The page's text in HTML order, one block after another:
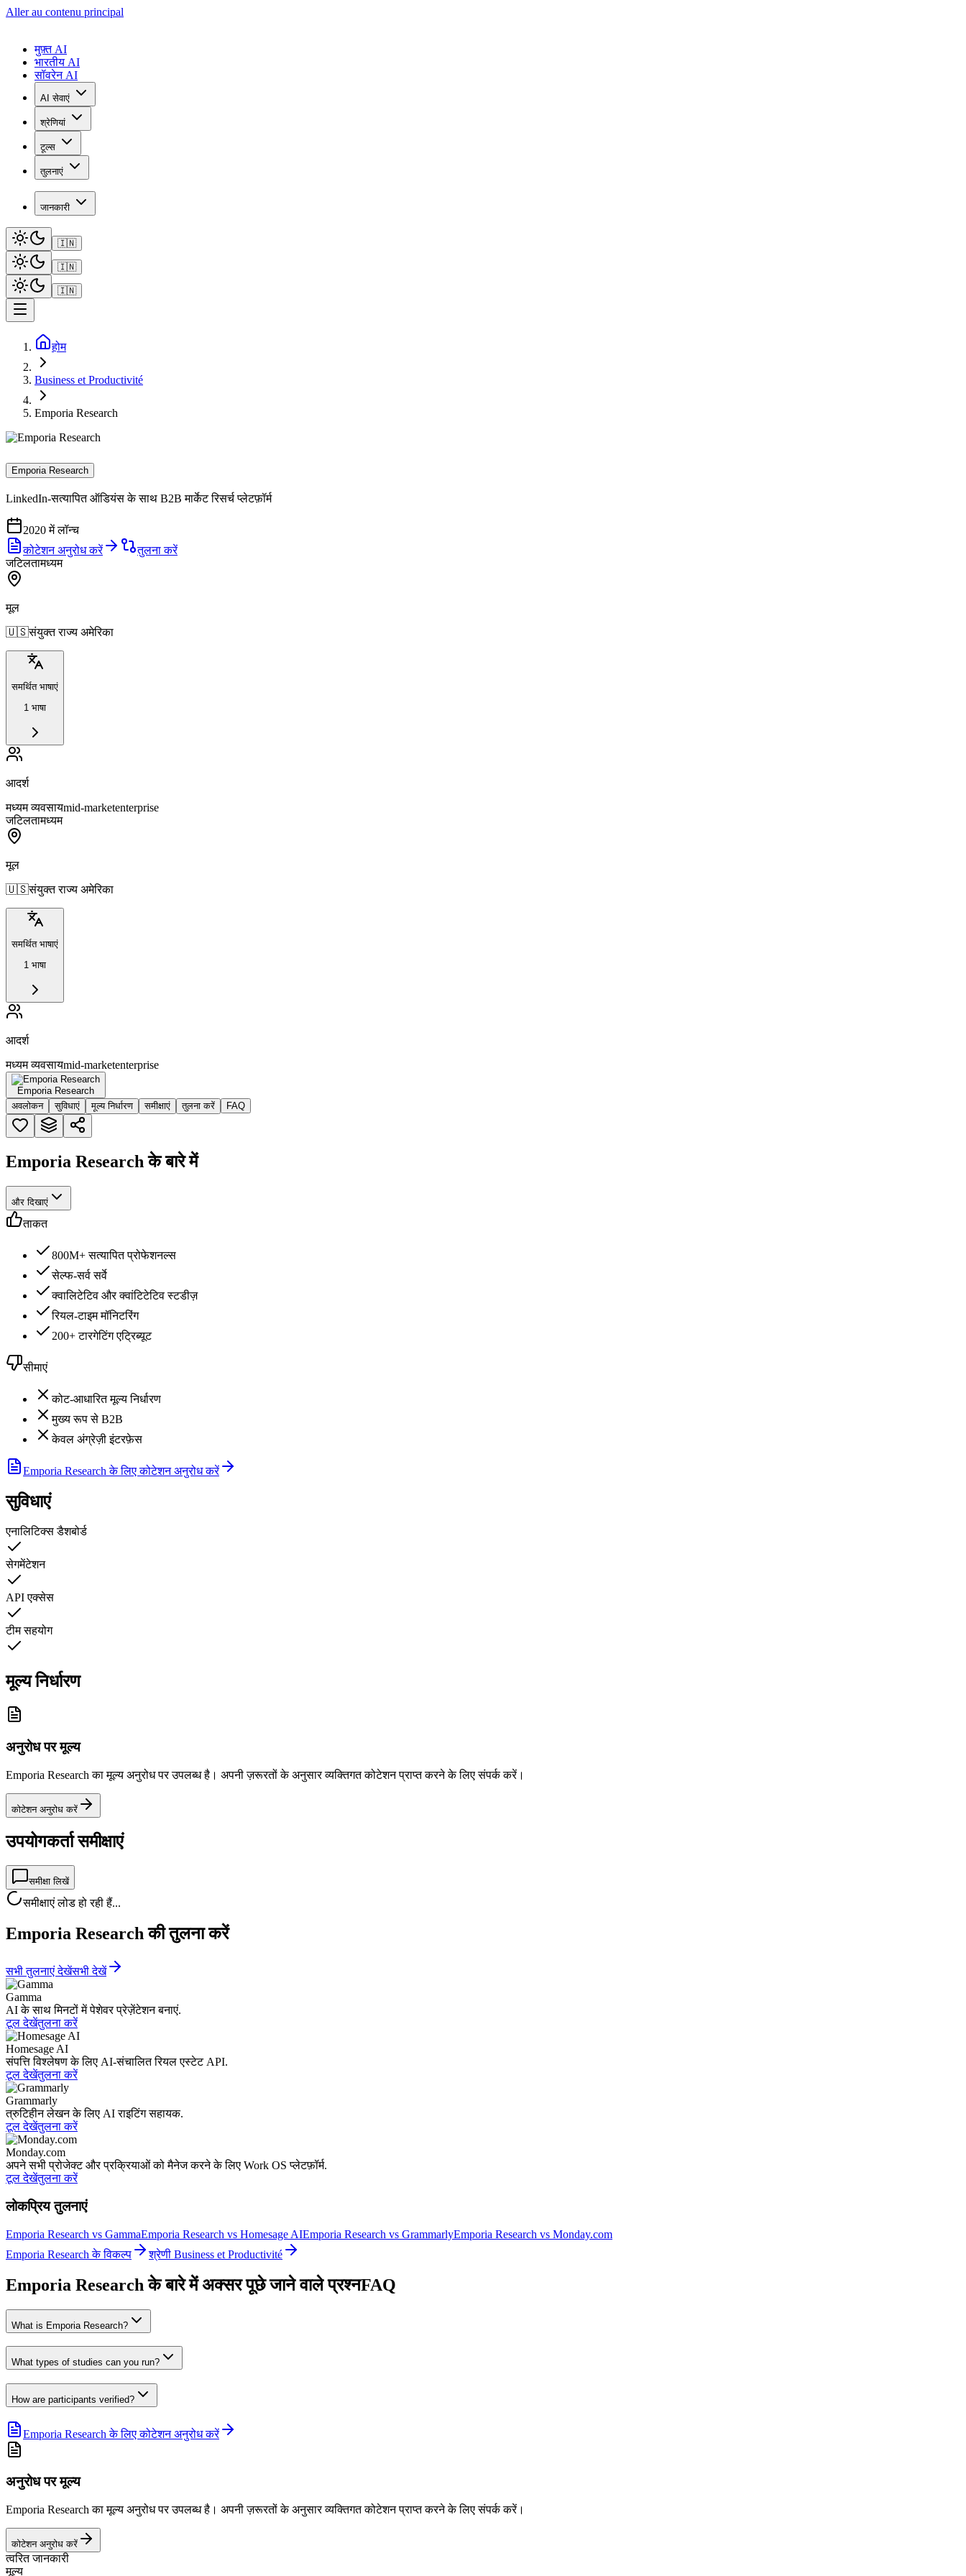
Aller au contenu principal
मुफ़्त AI
भारतीय AI
सॉवरेन AI
AI सेवाएं
श्रेणियां
टूल्स
तुलनाएं
जानकारी
🇮🇳
🇮🇳
🇮🇳
होम
Business et Productivité
Emporia Research
Emporia Research
LinkedIn-सत्यापित ऑडियंस के साथ B2B मार्केट रिसर्च प्लेटफ़ॉर्म
2020 में लॉन्च
कोटेशन अनुरोध करें
तुलना करें
जटिलतामध्यम
मूल
🇺🇸संयुक्त राज्य अमेरिका
समर्थित भाषाएं
1 भाषा
आदर्श
मध्यम व्यवसायmid-marketenterprise
जटिलतामध्यम
मूल
🇺🇸संयुक्त राज्य अमेरिका
समर्थित भाषाएं
1 भाषा
आदर्श
मध्यम व्यवसायmid-marketenterprise
Emporia Research
अवलोकन
सुविधाएं मूल्य निर्धारण समीक्षाएं तुलना करें FAQ
Emporia Research के बारे में
और दिखाएं
ताकत
800M+ सत्यापित प्रोफेशनल्स
सेल्फ-सर्व सर्वे
क्वालिटेटिव और क्वांटिटेटिव स्टडीज़
रियल-टाइम मॉनिटरिंग
200+ टारगेटिंग एट्रिब्यूट
सीमाएं
कोट-आधारित मूल्य निर्धारण
मुख्य रूप से B2B
केवल अंग्रेज़ी इंटरफ़ेस
Emporia Research के लिए कोटेशन अनुरोध करें
सुविधाएं
एनालिटिक्स डैशबोर्ड
सेगमेंटेशन
API एक्सेस
टीम सहयोग
मूल्य निर्धारण
अनुरोध पर मूल्य
Emporia Research का मूल्य अनुरोध पर उपलब्ध है। अपनी ज़रूरतों के अनुसार व्यक्तिगत कोटेशन प्राप्त करने के लिए संपर्क करें।
कोटेशन अनुरोध करें
उपयोगकर्ता समीक्षाएं
समीक्षा लिखें
समीक्षाएं लोड हो रही हैं...
Emporia Research की तुलना करें
सभी तुलनाएं देखेंसभी देखें
Gamma
AI के साथ मिनटों में पेशेवर प्रेज़ेंटेशन बनाएं.
टूल देखेंतुलना करें
Homesage AI
संपत्ति विश्लेषण के लिए AI-संचालित रियल एस्टेट API.
टूल देखेंतुलना करें
Grammarly
त्रुटिहीन लेखन के लिए AI राइटिंग सहायक.
टूल देखेंतुलना करें
Monday.com
अपने सभी प्रोजेक्ट और प्रक्रियाओं को मैनेज करने के लिए Work OS प्लेटफ़ॉर्म.
टूल देखेंतुलना करें
लोकप्रिय तुलनाएं
Emporia Research vs GammaEmporia Research vs Homesage AIEmporia Research vs GrammarlyEmporia Research vs Monday.com
Emporia Research के विकल्प
श्रेणी Business et Productivité
Emporia Research के बारे में अक्सर पूछे जाने वाले प्रश्नFAQ
What is Emporia Research?
What types of studies can you run?
How are participants verified?
Emporia Research के लिए कोटेशन अनुरोध करें
अनुरोध पर मूल्य
Emporia Research का मूल्य अनुरोध पर उपलब्ध है। अपनी ज़रूरतों के अनुसार व्यक्तिगत कोटेशन प्राप्त करने के लिए संपर्क करें।
कोटेशन अनुरोध करें
त्वरित जानकारी
मूल्य